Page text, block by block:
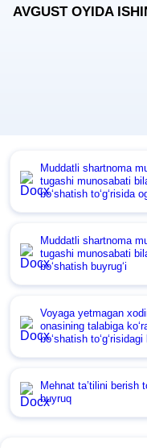
AVGUST OYIDA
Muddatli shartnoma
tugashi munosabati
boʻshatish toʻgʻrisida
Muddatli shartnoma
tugashi munosabati
boʻshatish buyrugʻi
Voyaga yetmagan
onasining talabiga
boʻshatish
Mehnat ta’tilini berish
buyruq